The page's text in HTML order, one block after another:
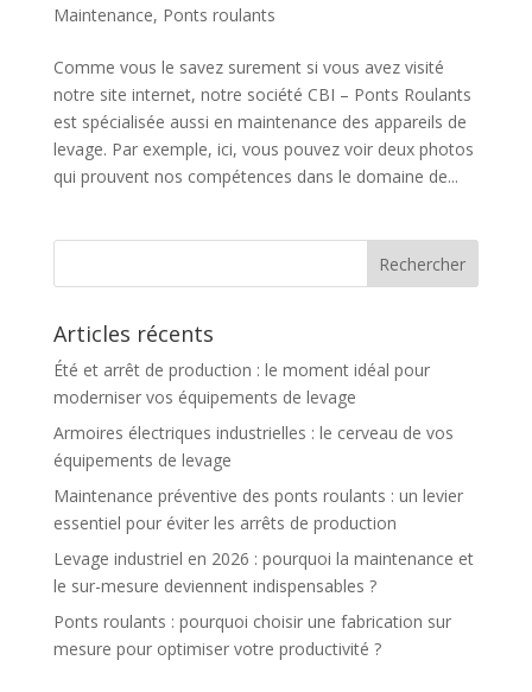
Maintenance, Ponts roulants
Comme vous le savez surement si vous avez visité
notre site internet, notre société CBI – Ponts Roulants
est spécialisée aussi en maintenance des appareils de
levage. Par exemple, ici, vous pouvez voir deux photos
qui prouvent nos compétences dans le domaine de...
Articles récents
Été et arrêt de production : le moment idéal pour
moderniser vos équipements de levage
Armoires électriques industrielles : le cerveau de vos
équipements de levage
Maintenance préventive des ponts roulants : un levier
essentiel pour éviter les arrêts de production
Levage industriel en 2026 : pourquoi la maintenance et
le sur-mesure deviennent indispensables ?
Ponts roulants : pourquoi choisir une fabrication sur
mesure pour optimiser votre productivité ?